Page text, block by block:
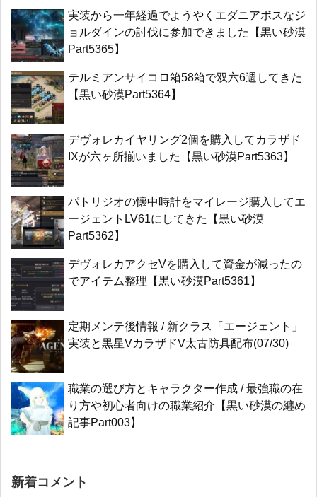
実装から一年経過でようやくエダニアボスなジ
ョルダインの討伐に参加できました【黒い砂漠
Part5365】
テルミアンサイコロ箱58箱で双六6週してきた
【黒い砂漠Part5364】
デヴォレカイヤリング2個を購入してカラザド
IXが六ヶ所揃いました【黒い砂漠Part5363】
パトリジオの懐中時計をマイレージ購入してエ
ージェントLV61にしてきた【黒い砂漠
Part5362】
デヴォレカアクセVを購入して資金が減ったの
でアイテム整理【黒い砂漠Part5361】
定期メンテ後情報 / 新クラス「エージェント」
実装と黒星VカラザドV太古防具配布(07/30)
職業の選び方とキャラクター作成 / 最強職の在
り方や初心者向けの職業紹介【黒い砂漠の纏め
記事Part003】
新着コメント